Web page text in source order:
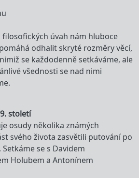
úvah nám hluboce
odhalit skryté rozměry věcí,
se každodenně setkáváme, ale
všednosti se nad nimi
století
osudy několika známých
svého života zasvětili putování po
se s Davidem
Holubem a Antonínem